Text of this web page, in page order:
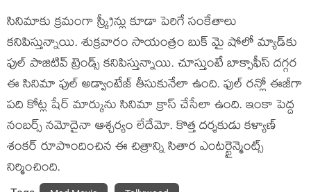
సినిమాకు క్ర‌మంగా స్క్రీన్లు కూడా పెరిగే సంకేతాలు
క‌నిపిస్తున్నాయి. శుక్ర‌వారం సాయంత్రం బుక్ మై షోలో మ్యాడ్‌కు
ఫుల్ పాజిటివ్ ట్రెండ్స్ క‌నిపిస్తున్నాయి. చూస్తుంటే బాక్సాఫీస్ ద‌గ్గ‌ర
ఈ సినిమా ఫుల్ అడ్వాంటేజ్ తీసుకునేలా ఉంది. ఫుల్ ర‌న్లో ఈజీగా
ప‌ది కోట్ల షేర్ మార్కును సినిమా క్రాస్ చేసేలా ఉంది. ఇంకా పెద్ద
నంబ‌ర్స్ న‌మోదైనా ఆశ్చ‌ర్యం లేదేమో. కొత్త ద‌ర్శ‌కుడు క‌ళ్యాణ్
శంక‌ర్ రూపొందించిన ఈ చిత్రాన్ని సితార ఎంట‌ర్టైన్మెంట్స్
నిర్మించింది.